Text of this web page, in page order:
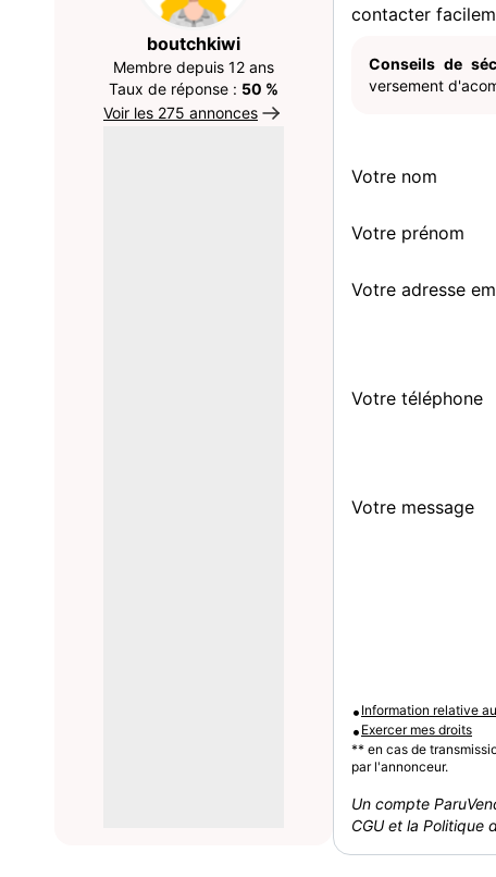
boutchkiwi
Membre depuis 12 ans
Taux de réponse : 50 %
Voir les 275 annonces
contacter
Conseils de
versement
Votre nom
Votre prénom
Votre adresse
Votre téléphone
Votre message
• Information relative
• Exercer mes droits
** en cas de
par l'annonceur.
Un compte
CGU et la Politique